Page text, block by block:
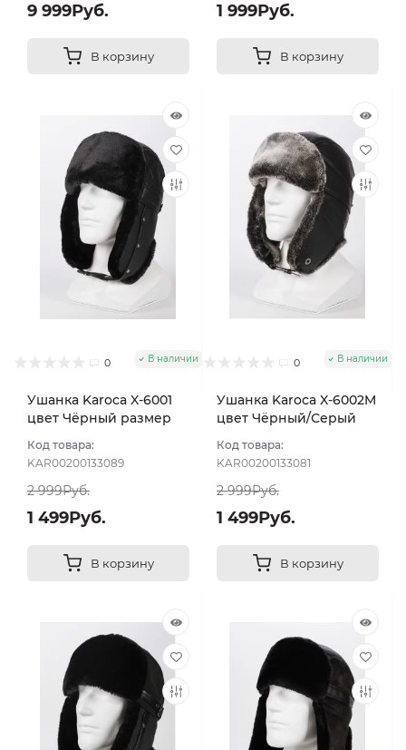
9 999Руб.
В корзину
1 999Руб.
В корзину
0 В наличии
Ушанка Karoca X-6001
цвет Чёрный размер
Код товара:
KAR00200133089
2 999Руб.
1 499Руб.
В корзину
0 В наличии
Ушанка Karoca X-6002M
цвет Чёрный/Серый
Код товара:
KAR00200133081
2 999Руб.
1 499Руб.
В корзину